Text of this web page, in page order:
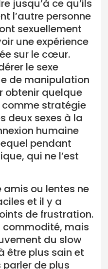
jusqu’à ce qu’ils
l’autre personne
sexuellement
une expérience
sur le cœur.
le sexe
de manipulation
obtenir quelque
stratégie
deux sexes à la
humaine
pendant
qui ne l’est
amis ou lentes ne
et il y a
de frustration.
commodité, mais
du slow
être plus sain et
de plus